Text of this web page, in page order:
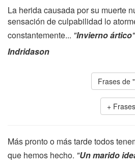
La herida causada por su muerte
sensación de culpabilidad lo
constantemente... "Invierno ártico
Indridason
Frases de "
Más pronto o más tarde todos
que hemos hecho. "Un marido